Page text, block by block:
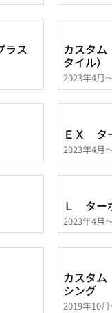
ラス カスタ
タイル）
2023年4月
ＥＸ タ
2023年4月
Ｌ ター
2023年4月
カスタ
シング
2019年10